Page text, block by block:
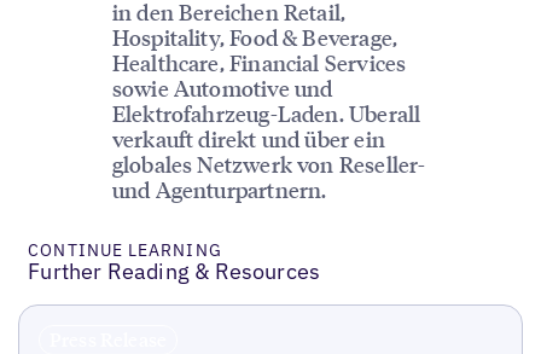
in den Bereichen Retail,
Hospitality, Food & Beverage,
Healthcare, Financial Services
sowie Automotive und
Elektrofahrzeug-Laden. Uberall
verkauft direkt und über ein
globales Netzwerk von Reseller-
und Agenturpartnern.
CONTINUE LEARNING
Further Reading & Resources